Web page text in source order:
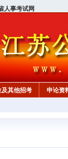
人事考试网
其他招考
申论资